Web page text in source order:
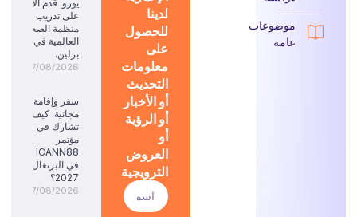
موضوعات
عامة
لدينا
للحصول
على
معلومات
التحديث
أو الأخبار
أو الرؤية
أو
العروض
الترويجية
يورو: قدم الآن
على تدريب
منظمة الصحة
العالمية في
برلين.
07/08/2026
سفر وإقامة
مجانية: كيف
تشارك في
مؤتمر
ICANN88
في البرتغال
2027؟
07/08/2026